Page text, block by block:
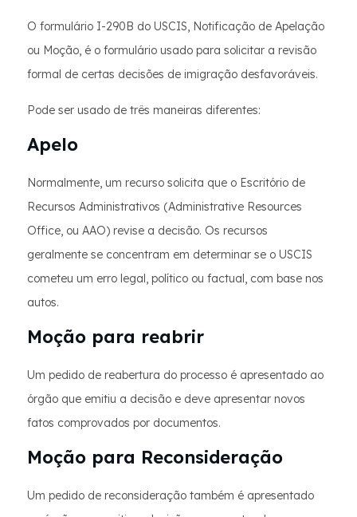
O formulário I-290B do USCIS, Notificação de Apelação
ou Moção, é o formulário usado para solicitar a revisão
formal de certas decisões de imigração desfavoráveis.
Pode ser usado de três maneiras diferentes:
Apelo
Normalmente, um recurso solicita que o Escritório de
Recursos Administrativos (Administrative Resources
Office, ou AAO) revise a decisão. Os recursos
geralmente se concentram em determinar se o USCIS
cometeu um erro legal, político ou factual, com base nos
autos.
Moção para reabrir
Um pedido de reabertura do processo é apresentado ao
órgão que emitiu a decisão e deve apresentar novos
fatos comprovados por documentos.
Moção para Reconsideração
Um pedido de reconsideração também é apresentado